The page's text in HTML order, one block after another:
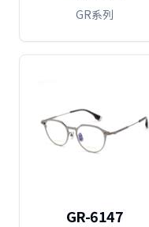
GR系列
GR-6147